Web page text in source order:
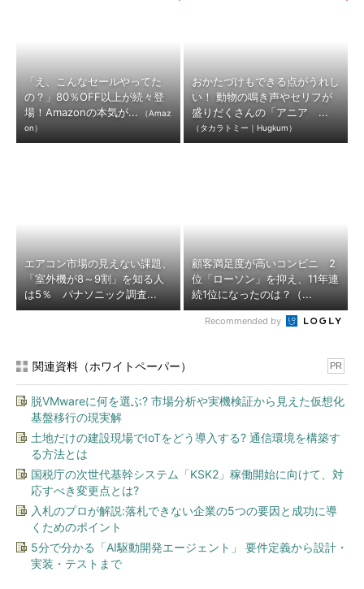
「え、こんなセールやってた
の？」80％OFF以上が続々登
場！Amazonの本気が...
（Amaz
on）
おかたづけもできる点がうれし
い！ 動物の鳴き声やセリフが
盛りだくさんの「アニア ...
（タカラトミー｜Hugkum）
エアコン市場の見えない課題、
「室外機が8～9割」を知る人
は5％ パナソニック調査...
顧客満足度が高いコンビニ 2
位「ローソン」を抑え、11年連
続1位になったのは？（...
Recommended by
関連資料（ホワイトペーパー） PR
脱VMwareに何を選ぶ? 市場分析や実機検証から見えた仮想化
基盤移行の現実解
土地だけの建設現場でIoTをどう導入する? 通信環境を構築す
る方法とは
国税庁の次世代基幹システム「KSK2」稼働開始に向けて、対
応すべき変更点とは?
入札のプロが解説:落札できない企業の5つの要因と成功に導
くためのポイント
5分で分かる「AI駆動開発エージェント」 要件定義から設計・
実装・テストまで